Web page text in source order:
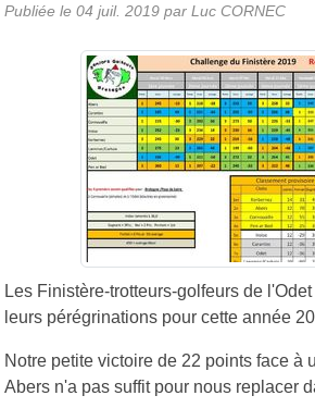
Publiée le 04 juil. 2019 par Luc CORNEC
Les Finistère-trotteurs-golfeurs de
leurs pérégrinations pour cette année
Notre petite victoire de 22 points face à
Abers n'a pas suffit pour nous replacer